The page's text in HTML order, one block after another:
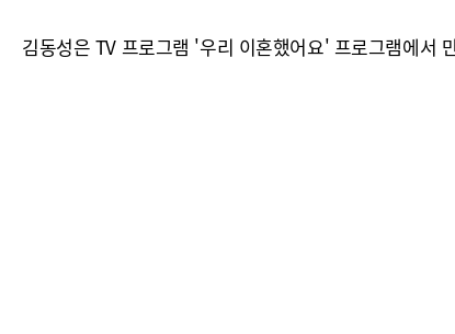
김동성은 TV 프로그램 '우리 이혼했어요' 프로그램에서